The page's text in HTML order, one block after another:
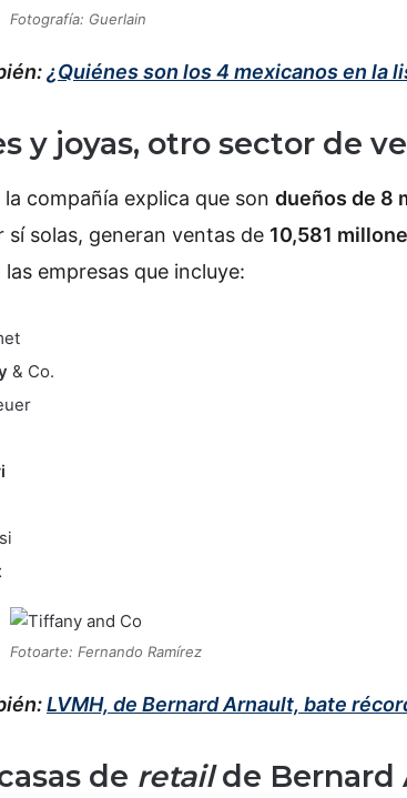
Fotografía: Guerlain
¿Quiénes son los 4 mexicanos en la
y joyas, otro sector de
la compañía explica que son dueños de 8
sí solas, generan ventas de 10,581
las empresas que incluye:
& Co.
Fotoarte: Fernando Ramírez
LVMH, de Bernard Arnault, bate
de retailde Bernard